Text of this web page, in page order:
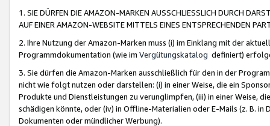
1. SIE DÜRFEN DIE AMAZON-MARKEN AUSSCHLIESSLICH DURCH
AUF EINER AMAZON-WEBSITE MITTELS EINES ENTSPRECHENDEN
2. Ihre Nutzung der Amazon-Marken muss (i) im Einklang mit der
Programmdokumentation (wie im Vergütungskatalog definiert)
3. Sie dürfen die Amazon-Marken ausschließlich für den in der
nicht wie folgt nutzen oder darstellen: (i) in einer Weise, die ein
Produkte und Dienstleistungen zu verunglimpfen, (iii) in einer Weise,
schädigen könnte, oder (iv) in Offline-Materialien oder E-Mails (z. B. in
Dokumenten oder mündlicher Werbung).